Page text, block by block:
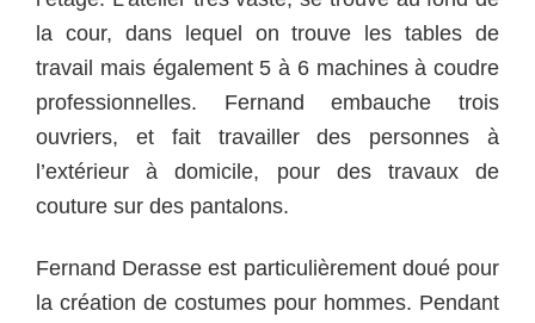
la cour, dans lequel on trouve les tables de
travail mais également 5 à 6 machines à coudre
professionnelles. Fernand embauche trois
ouvriers, et fait travailler des personnes à
l’extérieur à domicile, pour des travaux de
couture sur des pantalons.
Fernand Derasse est particulièrement doué pour
la création de costumes pour hommes. Pendant